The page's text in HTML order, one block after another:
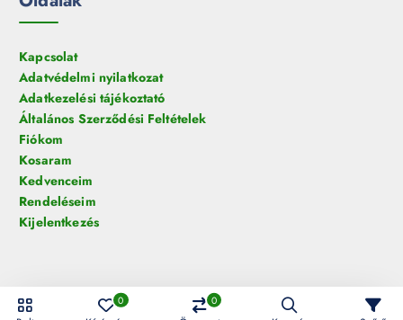
Kapcsolat
Adatvédelmi nyilatkozat
Adatkezelési tájékoztató
Általános Szerződési Feltételek
Fiókom
Kosaram
Kedvenceim
Rendeléseim
Kijelentkezés
© 2026 HelloLED.hu Digiműhely Kft. | Minden jog fenntartva!
0 0